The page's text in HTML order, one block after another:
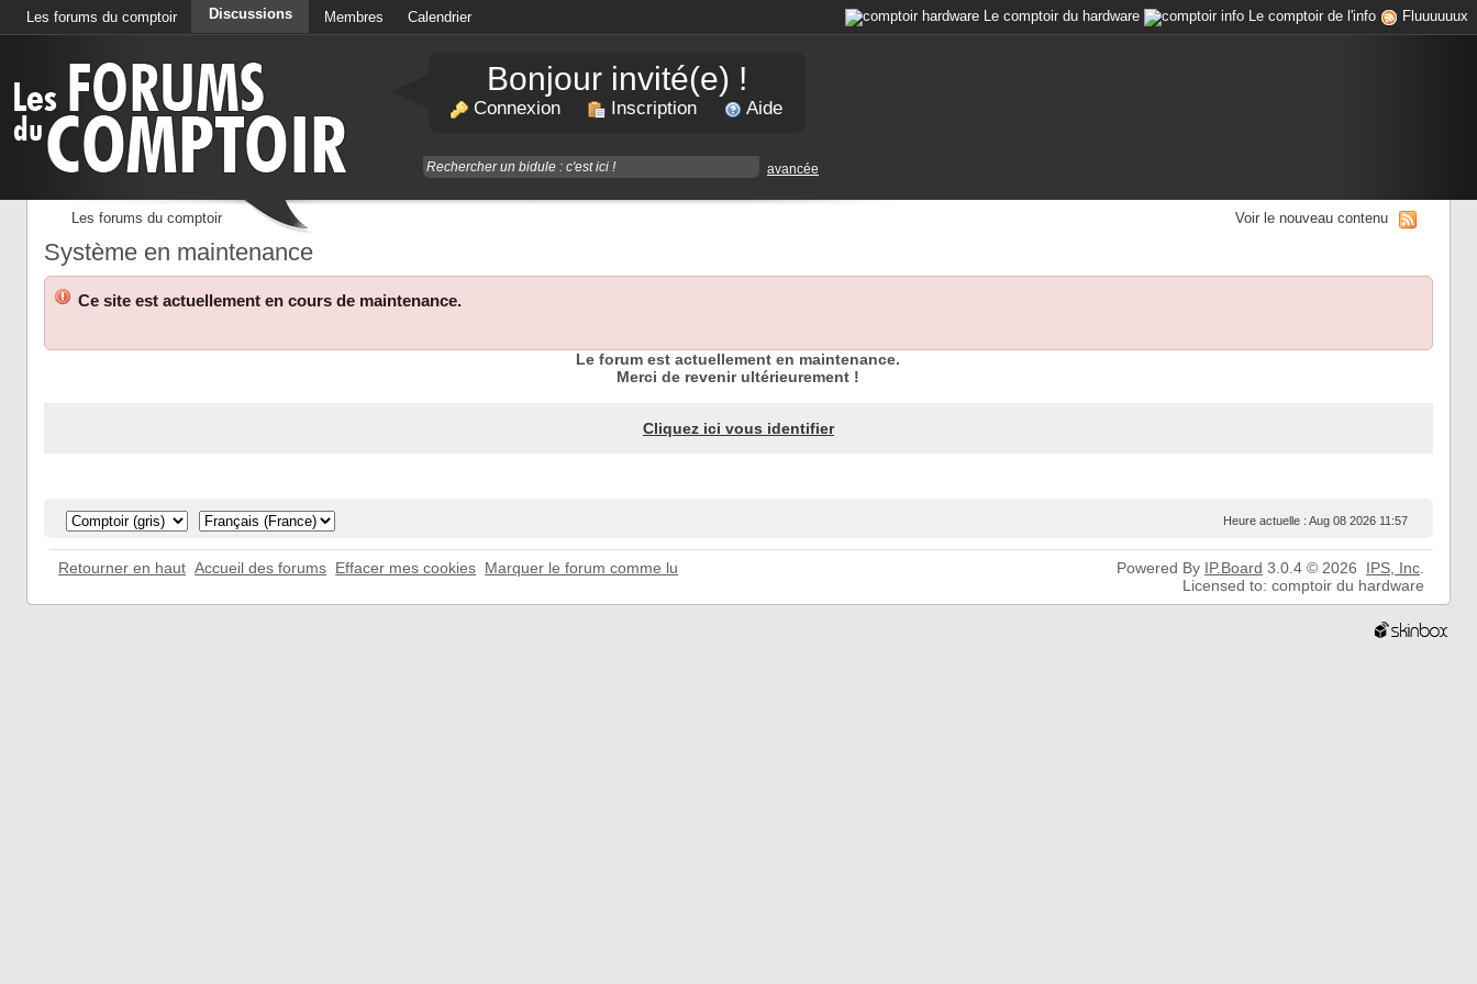
Les forums du comptoir Discussions Membres Calendrier Le comptoir du hardware Le comptoir de l'info Fluuuuuux
Bonjour invité(e) !
Connexion Inscription Aide
avancée
Les forums du comptoir Voir le nouveau contenu
Système en maintenance
Ce site est actuellement en cours de maintenance.
Le forum est actuellement en maintenance.
Merci de revenir ultérieurement !
Cliquez ici vous identifier
Heure actuelle : Aug 08 2026 11:57
Retourner en haut Accueil des forums Effacer mes cookies Marquer le forum comme lu Powered By IP.Board 3.0.4 © 2026 IPS, Inc.
Licensed to: comptoir du hardware